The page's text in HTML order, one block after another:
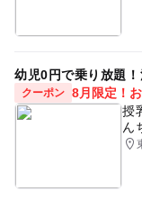
幼児0円で乗り放題
クーポン 8月限定！
授
ん